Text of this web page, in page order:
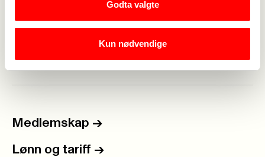
Godta valgte
Kun nødvendige
https://www.brsk.no/
Medlemskap ->
Lønn og tariff ->